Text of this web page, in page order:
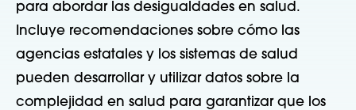
para abordar las desigualdades en salud.
Incluye recomendaciones sobre cómo las
agencias estatales y los sistemas de salud
pueden desarrollar y utilizar datos sobre la
complejidad en salud para garantizar que los